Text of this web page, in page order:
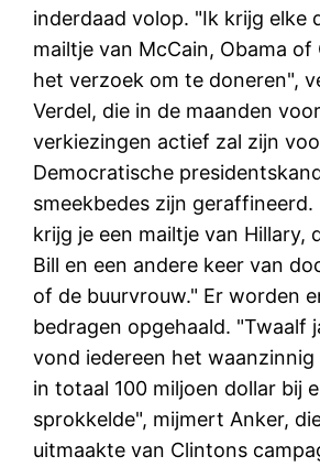
inderdaad volop. "Ik krijg elke
mailtje van McCain, Obama
het verzoek om te doneren",
Verdel, die in de maanden
verkiezingen actief zal zijn
Democratische
smeekbedes zijn geraffineerd.
krijg je een mailtje van Hillary,
Bill en een andere keer van
of de buurvrouw." Er worden
bedragen opgehaald. "Twaalf
vond iedereen het
in totaal 100 miljoen dollar bij
sprokkelde", mijmert Anker,
uitmaakte van Clintons